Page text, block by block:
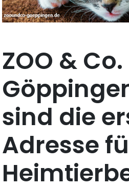
ZOO &
sind die
Adresse